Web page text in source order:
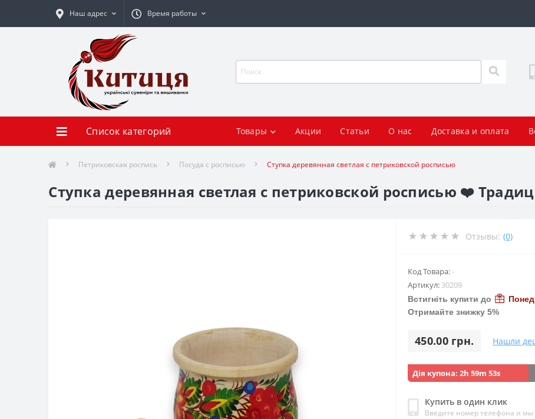
Наш адрес Время работы
Список категорий Товары Акции Статьи О нас Доставка и оплата
Петриковская роспись Посуда с росписью Ступка деревянная светлая с петриковской росписью
Ступка деревянная светлая с петриковской росписью ❤️
Отзывы: (0)
Код Товара:-
Артикул: 30209
Встигніть купити до
Отримайте знижку 5%
450.00 грн. Нашли
Дія купона: 2h 59m 52s
Купить в один клик
Введите номер телефона и мы